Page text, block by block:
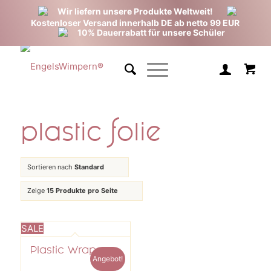
Wir liefern unsere Produkte Weltweit!
Kostenloser Versand innerhalb DE ab netto 99 EUR
10% Dauerrabatt für unsere Schüler
plastic folie
Sortieren nach Standard
Zeige 15 Produkte pro Seite
SALE
Plastic Wrap
Angebot!